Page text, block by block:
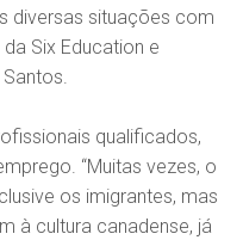
diversas situações com
Six Education e
Santos.
qualificados,
“Muitas vezes, o
os imigrantes, mas
à cultura canadense, já